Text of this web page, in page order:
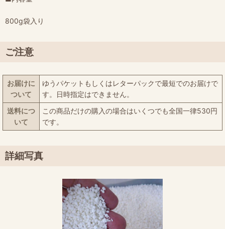
800g袋入り
ご注意
お届けに
ついて
ゆうパケットもしくはレターパックで最短でのお届けで
す。日時指定はできません。
送料につ
いて
この商品だけの購入の場合はいくつでも全国一律530円
です。
詳細写真